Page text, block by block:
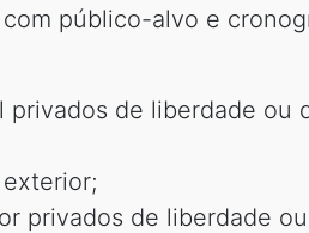
público-alvo e
de liberdade ou
privados de liberdade